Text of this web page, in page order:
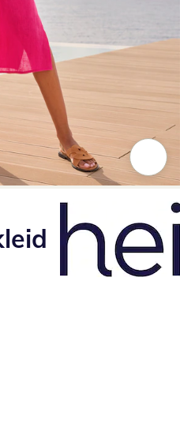
Preis: 89,99 €